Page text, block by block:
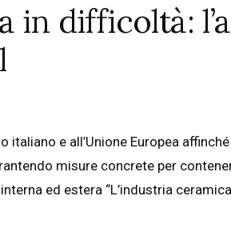
in difficoltà:
italiano e all’Unione Europea
misure concrete per
ed estera “L’industria